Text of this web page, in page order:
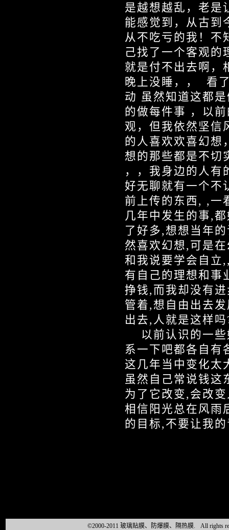
是越想越乱，老是
能感觉到，从古到
从不吃亏的我！不
己找了一个客观的
就是付不出去啊，
晚上没睡，， 看
动 虽然知道这都
的做每件事 ，以
观，但我依然坚
的人喜欢欢喜幻想
想的那些都是不切
，，我身边的人有
好无聊就有一个不
前上传的东西, ,一
几年中发生的事,
了好多,想想当年
然喜欢幻想,可是
和我说要学会自立
有自己的理想和事
挣钱,而我却没有
管着,想自由出去
出去,人就是这样吗
以前认识的一些
系一下吧都各自有
这几年当中变化太
虽然自己常说钱这
为了它改变,会改
相信阳光总在风雨
的目标,不要让我
©2000-2011 玻璃贴膜、防爆膜、隔热膜. All rights